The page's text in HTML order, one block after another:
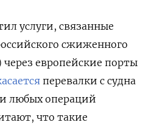
услуги, связанные
сжиженного
европейские порты
перевалки с судна
и любых операций
что такие